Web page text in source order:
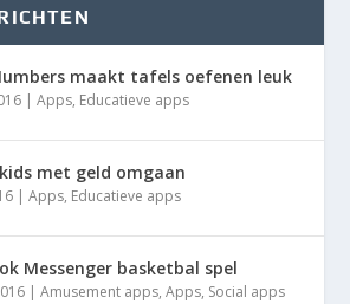
maakt tafels oefenen leuk
|Apps, Educatieve apps
met geld omgaan
|Apps, Educatieve apps
Messenger basketbal spel
|Amusement apps,Apps, Social apps